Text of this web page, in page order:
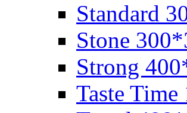
Standard
Stone
Strong
Taste